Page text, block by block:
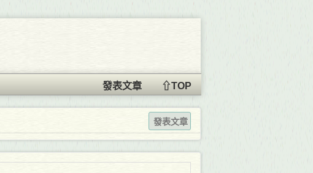
⇧TOP
發表文章
發表文章